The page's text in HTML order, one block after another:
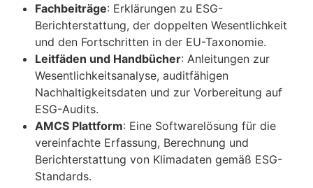
Fachbeiträge: Erklärungen zu ESG-
Berichterstattung, der doppelten Wesentlichkeit
und den Fortschritten in der EU-Taxonomie.
Leitfäden und Handbücher: Anleitungen zur
Wesentlichkeitsanalyse, auditfähigen
Nachhaltigkeitsdaten und zur Vorbereitung auf
ESG-Audits.
AMCS Plattform: Eine Softwarelösung für die
vereinfachte Erfassung, Berechnung und
Berichterstattung von Klimadaten gemäß ESG-
Standards.